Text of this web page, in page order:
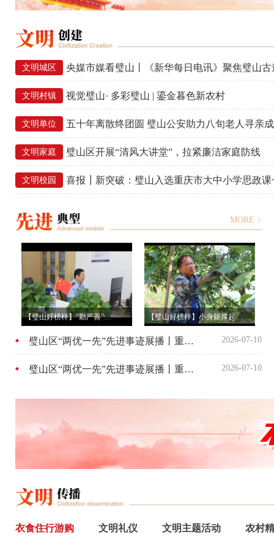
文明城区 央媒市媒看璧山丨《新华每日电讯》聚焦璧山
文明村镇 视觉璧山· 多彩璧山 | 鎏金暮色新农村
文明单位 五十年离散终团圆 璧山公安助力八旬老人寻亲
文明家庭 璧山区开展“清风大讲堂”，拉紧廉洁家庭防线
文明校园 喜报┃新突破：璧山入选重庆市大中小学思政课
MORE >
【璧山好榜样】“勤严善”… 【璧山好榜样】小身躯撑起…
2026-07-10
璧山区“两优一先”先进事迹展播丨重庆市先进基层党组织璧山区…
2026-07-10
璧山区“两优一先”先进事迹展播丨重庆市优秀共产党员万家琴：…
衣食住行游购 文明礼仪 文明主题活动 农村